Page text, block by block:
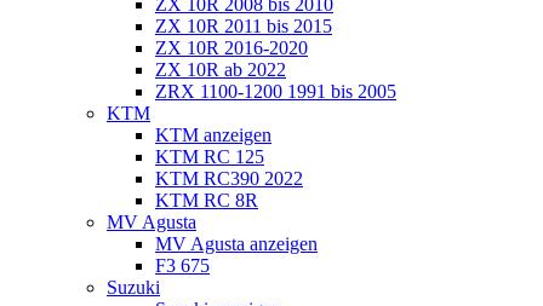
ZX 10R 2008 bis 2010
ZX 10R 2011 bis 2015
ZX 10R 2016-2020
ZX 10R ab 2022
ZRX 1100-1200 1991 bis 2005
KTM
KTM anzeigen
KTM RC 125
KTM RC390 2022
KTM RC 8R
MV Agusta
MV Agusta anzeigen
F3 675
Suzuki